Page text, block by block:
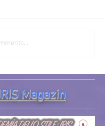
Magazin